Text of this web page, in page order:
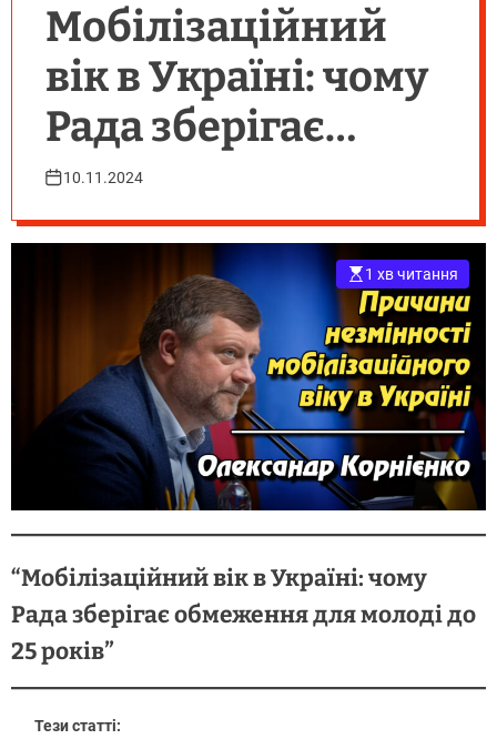
Мобілізаційний
вік в Україні: чому
Рада зберігає
обмеження для
молоді до 25 років
10.11.2024
1 хв читання
“Мобілізаційний вік в Україні: чому
Рада зберігає обмеження для молоді до
25 років”
Тези статті: